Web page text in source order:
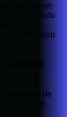
de internet
clicando
site,
pelo WhatsApp
minha
cobertura da
óptica de